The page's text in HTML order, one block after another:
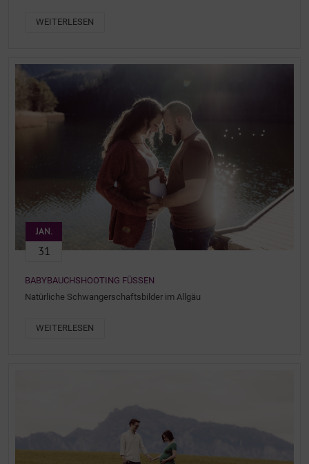
WEITERLESEN
JAN.
31
BABYBAUCHSHOOTING FÜSSEN
Natürliche Schwangerschaftsbilder im Allgäu
WEITERLESEN